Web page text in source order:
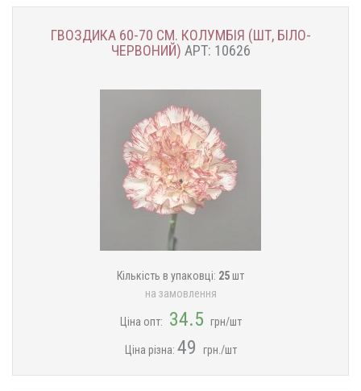
ГВОЗДИКА 60-70 СМ. КОЛУМБІЯ (ШТ, БІЛО-
ЧЕРВОНИЙ) АРТ: 10626
Кількість в упаковці: 25 шт
на замовлення
Ціна опт: 34.5 грн/шт
Ціна різна: 49 грн./шт